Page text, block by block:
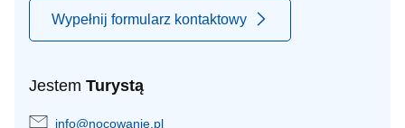
Wypełnij formularz kontaktowy
Jestem Turystą
info@nocowanie.pl